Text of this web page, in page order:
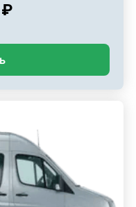
₽